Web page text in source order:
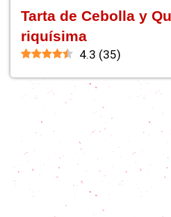
Tarta de Cebolla y
riquísima
4.3 (35)